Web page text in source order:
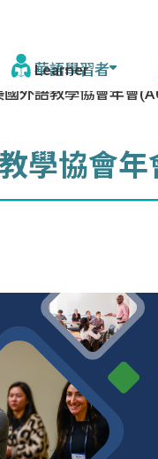
華語學習者
找學校&課程
為什麼選臺灣
為什麼選臺灣
認識正體字
國際人才招生
國外語教學協會年會
學協會